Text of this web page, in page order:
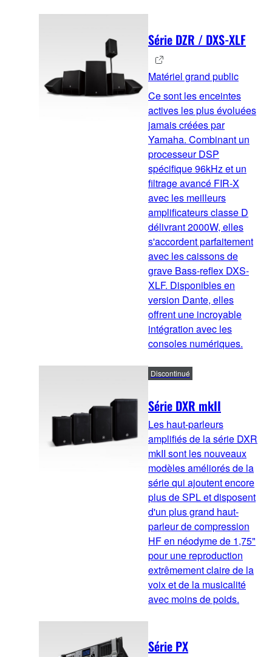
Série DZR / DXS-XLF
Matériel grand public
Ce sont les enceintes
actives les plus évoluées
jamais créées par
Yamaha. Combinant un
processeur DSP
spécifique 96kHz et un
filtrage avancé FIR-X
avec les meilleurs
amplificateurs classe D
délivrant 2000W, elles
s'accordent parfaitement
avec les caissons de
grave Bass-reflex DXS-
XLF. Disponibles en
version Dante, elles
offrent une incroyable
intégration avec les
consoles numériques.
Série DXR mkII
Discontinué
Les haut-parleurs
amplifiés de la série DXR
mkII sont les nouveaux
modèles améliorés de la
série qui ajoutent encore
plus de SPL et disposent
d'un plus grand haut-
parleur de compression
HF en néodyme de 1,75"
pour une reproduction
extrêmement claire de la
voix et de la musicalité
avec moins de poids.
Série PX